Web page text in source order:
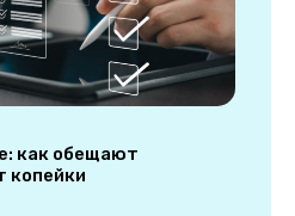
как обещают
копейки